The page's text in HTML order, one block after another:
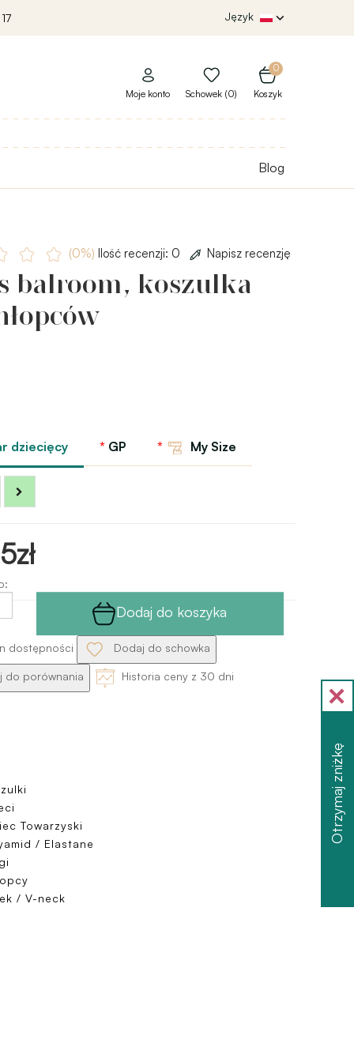
Język
0
Koszyk
Moje konto Schowek (0)
Blog
(0%) Ilość recenzji: 0 Napisz recenzję
balroom, koszulka
dziecięcy GP My Size
Dodaj do koszyka
dostępności Dodaj do schowka
do porównania Historia ceny z 30 dni
Towarzyski
/ Elastane
/ V-neck
Otrzymaj zniżkę